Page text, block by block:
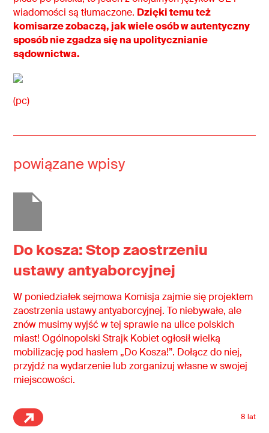
wiadomości są tłumaczone. Dzięki temu też
komisarze zobaczą, jak wiele osób w autentyczny
sposób nie zgadza się na upolitycznianie
sądownictwa.
(pc)
powiązane wpisy
Do kosza: Stop zaostrzeniu
ustawy antyaborcyjnej
W poniedziałek sejmowa Komisja zajmie się projektem
zaostrzenia ustawy antyaborcyjnej. To niebywałe, ale
znów musimy wyjść w tej sprawie na ulice polskich
miast! Ogólnopolski Strajk Kobiet ogłosił wielką
mobilizację pod hasłem „Do Kosza!”. Dołącz do niej,
przyjdź na wydarzenie lub zorganizuj własne w swojej
miejscowości.
8 lat